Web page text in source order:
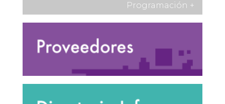
Programación +